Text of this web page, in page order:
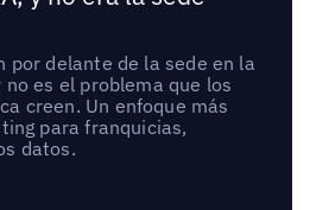
por delante de la sede en la
es el problema que los
creen. Un enfoque más
para franquicias,
datos.